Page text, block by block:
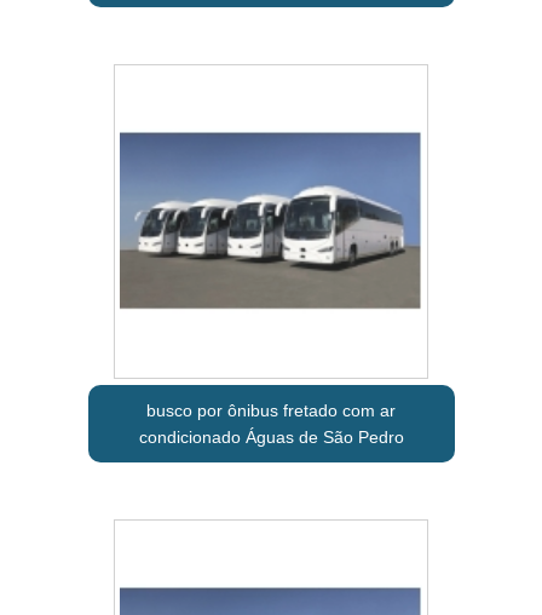
busco por ônibus fretado com ar
condicionado Águas de São Pedro